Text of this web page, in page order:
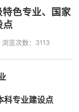
色专业、国家
点
浏览次数： 3113
科专业建设点